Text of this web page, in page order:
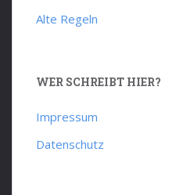
Alte Regeln
WER SCHREIBT HIER?
Impressum
Datenschutz